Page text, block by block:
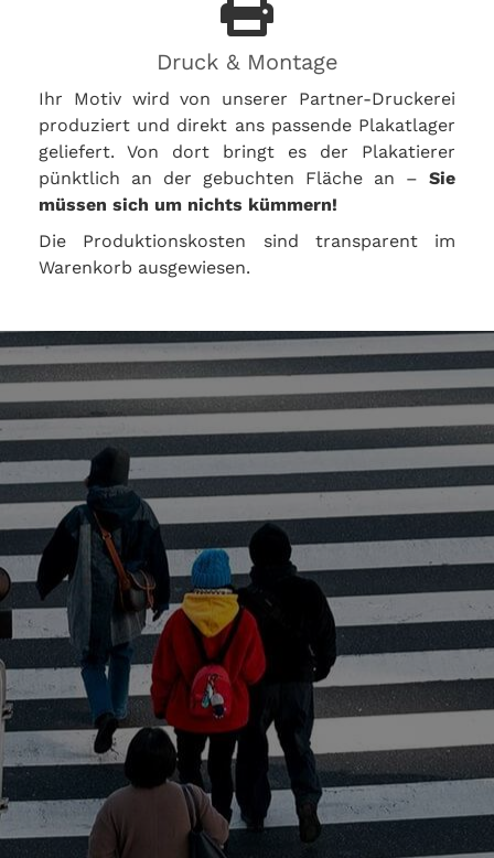
Druck & Montage
Ihr Motiv wird von unserer Partner-Druckerei
produziert und direkt ans passende Plakatlager
geliefert. Von dort bringt es der Plakatierer
pünktlich an der gebuchten Fläche an – Sie
müssen sich um nichts kümmern!
Die Produktionskosten sind transparent im
Warenkorb ausgewiesen.